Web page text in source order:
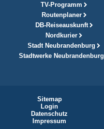
TV-Programm
Routenplaner
DB-Reiseauskunft
Nordkurier
Stadt Neubrandenburg
Stadtwerke Neubrandenburg
Sitemap
Login
Datenschutz
Impressum